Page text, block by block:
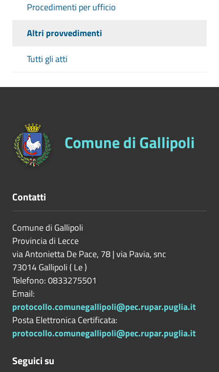
Procedimenti per ufficio
Altri provvedimenti
Tutti gli atti
Comune di Gallipoli
Contatti
Comune di Gallipoli
Provincia di Lecce
via Antonietta De Pace, 78 | via Pavia, snc
73014Gallipoli ( Le)
Telefono: 0833275501
Email:
protocollo.comunegallipoli@pec.rupar.puglia.it
Posta Elettronica Certificata:
protocollo.comunegallipoli@pec.rupar.puglia.it
Seguici su